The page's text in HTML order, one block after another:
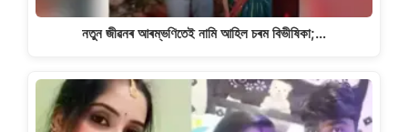
নতুন জীৱনৰ আৰম্ভণিতেই নামি আহিল চৰম বিভীষিকা;…